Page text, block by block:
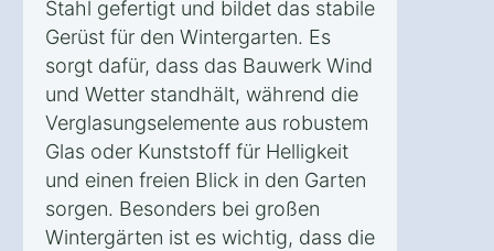
Stahl gefertigt und bildet das stabile
Gerüst für den Wintergarten. Es
sorgt dafür, dass das Bauwerk Wind
und Wetter standhält, während die
Verglasungselemente aus robustem
Glas oder Kunststoff für Helligkeit
und einen freien Blick in den Garten
sorgen. Besonders bei großen
Wintergärten ist es wichtig, dass die